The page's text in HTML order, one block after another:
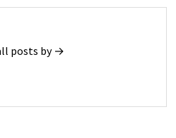
posts by →